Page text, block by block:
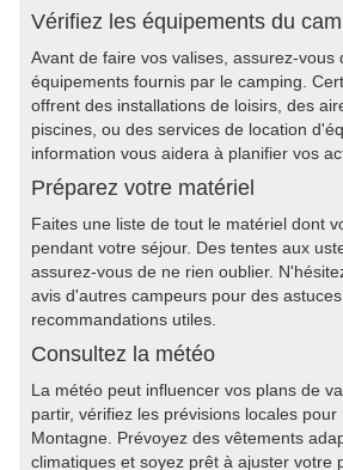
Vérifiez les équipements du
Avant de faire vos valises, assurez-vous
équipements fournis par le camping.
offrent des installations de loisirs, des
piscines, ou des services de location
information vous aidera à planifier vos
Préparez votre matériel
Faites une liste de tout le matériel dont
pendant votre séjour. Des tentes aux
assurez-vous de ne rien oublier.
avis d'autres campeurs pour des
recommandations utiles.
Consultez la météo
La météo peut influencer vos plans de
partir, vérifiez les prévisions locales pour
Montagne. Prévoyez des vêtements
climatiques et soyez prêt à ajuster votre